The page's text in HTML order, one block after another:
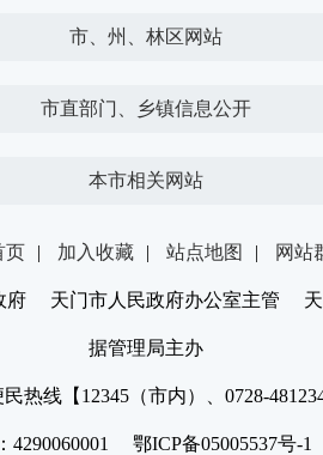
市、州、林区网站
市直部门、乡镇信息公开
本市相关网站
页 | 加入收藏 | 站点地图 | 网站
府 天门市人民政府办公室主管 天
据管理局主办
热线【12345（市内）、0728-
4290060001 鄂ICP备05005537号